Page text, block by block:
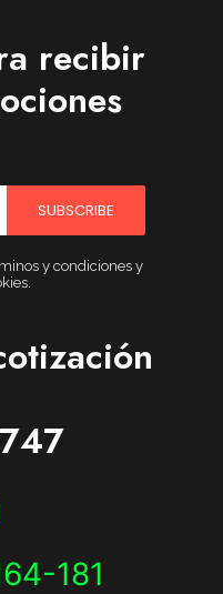
recibir
SUBSCRIBE
y condiciones y
181